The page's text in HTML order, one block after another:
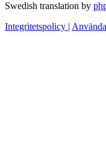
Swedish translation by
Integritetspolicy |